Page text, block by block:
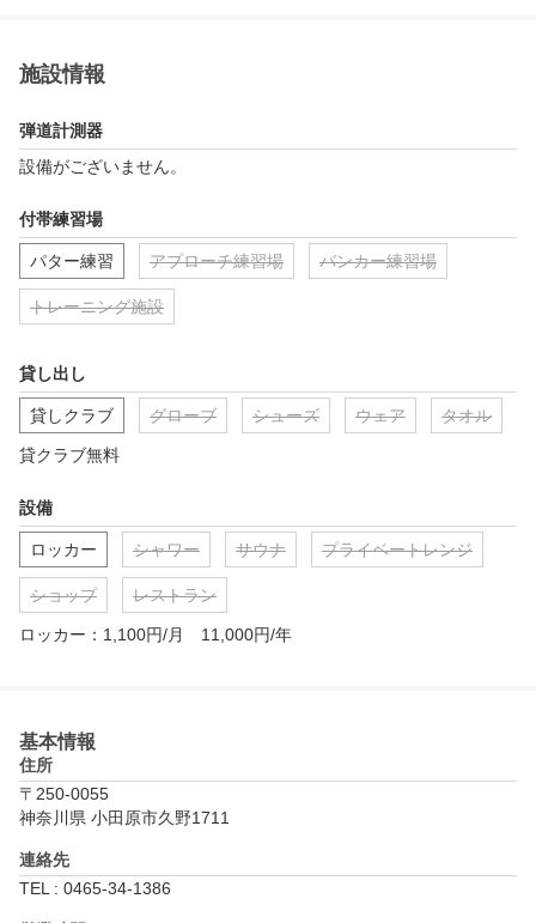
施設情報
弾道計測器
設備がございません。
付帯練習場
パター練習 アプローチ練習場 バンカー練習場
トレーニング施設
貸し出し
貸しクラブ グローブ シューズ ウェア タオル
貸クラブ無料
設備
ロッカー シャワー サウナ プライベートレンジ
ショップ レストラン
ロッカー：1,100円/月　11,000円/年
基本情報
住所
〒250-0055
神奈川県 小田原市久野1711
連絡先
TEL : 0465-34-1386